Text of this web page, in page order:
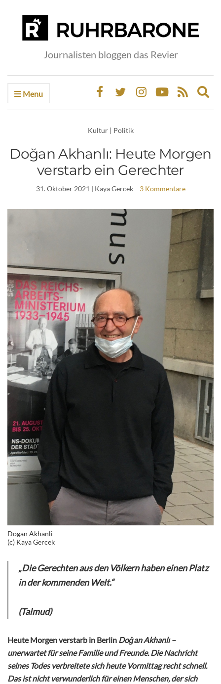
Journalisten bloggen das Revier
Menu
Kultur | Politik
Doğan Akhanlı: Heute Morgen
verstarb ein Gerechter
31. Oktober 2021 | Kaya Gercek 3 Kommentare
Dogan Akhanli
(c) Kaya Gercek
„Die Gerechten aus den Völkern haben einen Platz
in der kommenden Welt.“
(Talmud)
Heute Morgen verstarb in Berlin Doğan Akhanlı –
unerwartet für seine Familie und Freunde. DieNachricht
seines Todes verbreitete sich heute Vormittag recht schnell.
Das ist nicht verwunderlich für einen Menschen, der sich